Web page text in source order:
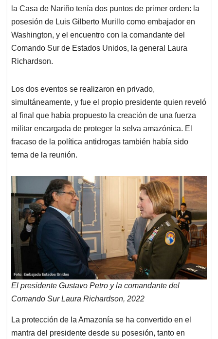
p
p
o
k
I
n
s
la Casa de Nariño tenía dos puntos de primer orden: la
posesión de Luis Gilberto Murillo como embajador en
Washington, y el encuentro con la comandante del
Comando Sur de Estados Unidos, la general Laura
Richardson.
Los dos eventos se realizaron en privado,
simultáneamente, y fue el propio presidente quien reveló
al final que había propuesto la creación de una fuerza
militar encargada de proteger la selva amazónica. El
fracaso de la política antidrogas también había sido
tema de la reunión.
El presidente Gustavo Petro y la comandante del
Comando Sur Laura Richardson, 2022
La protección de la Amazonía se ha convertido en el
mantra del presidente desde su posesión, tanto en